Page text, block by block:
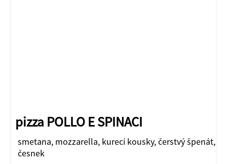
pizza POLLO E SPINACI
smetana, mozzarella, kurecí kousky, čerstvý špenát,
česnek